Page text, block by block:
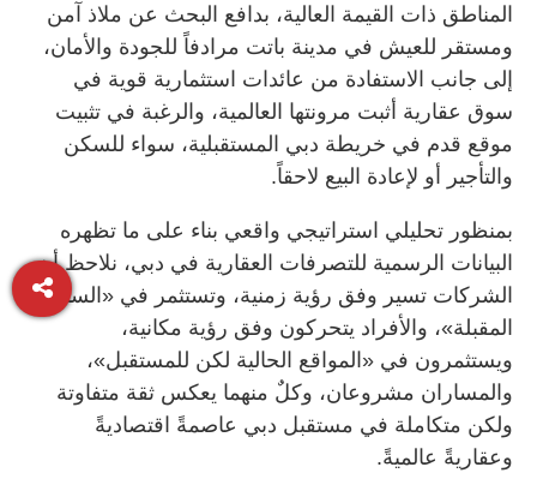
المناطق ذات القيمة العالية، بدافع البحث عن ملاذ آمن
ومستقر للعيش في مدينة باتت مرادفاً للجودة والأمان،
إلى جانب الاستفادة من عائدات استثمارية قوية في
سوق عقارية أثبت مرونتها العالمية، والرغبة في تثبيت
موقع قدم في خريطة دبي المستقبلية، سواء للسكن
والتأجير أو لإعادة البيع لاحقاً.
بمنظور تحليلي استراتيجي واقعي بناء على ما تظهره
البيانات الرسمية للتصرفات العقارية في دبي، نلاحظ أن
الشركات تسير وفق رؤية زمنية، وتستثمر في «السنوات
المقبلة»، والأفراد يتحركون وفق رؤية مكانية،
ويستثمرون في «المواقع الحالية لكن للمستقبل»،
والمساران مشروعان، وكلٌ منهما يعكس ثقة متفاوتة
ولكن متكاملة في مستقبل دبي عاصمةً اقتصاديةً
وعقاريةً عالميةً.